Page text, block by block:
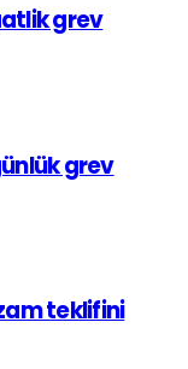
grev
grev
teklifini